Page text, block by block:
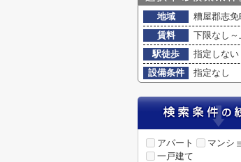
地域
糟屋郡志免
賃料
下限なし～
駅徒歩
指定しない
設備条件
指定なし
アパート
マンシ
一戸建て